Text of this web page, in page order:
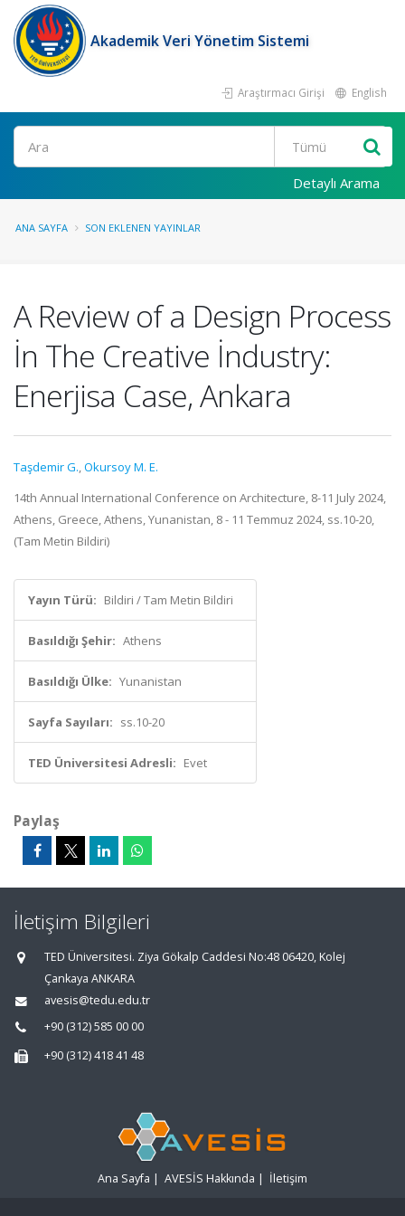
Akademik Veri Yönetim Sistemi
Araştırmacı Girişi English
Ara
Detaylı Arama
ANA SAYFA SON EKLENEN YAYINLAR
A Review of a Design Process
İn The Creative İndustry:
Enerjisa Case, Ankara
Taşdemir G.,Okursoy M. E.
14th Annual International Conference on Architecture, 8-11 July 2024,
Athens, Greece, Athens, Yunanistan, 8 - 11 Temmuz 2024, ss.10-20,
(Tam Metin Bildiri)
Yayın Türü: Bildiri / Tam Metin Bildiri
Basıldığı Şehir: Athens
Basıldığı Ülke: Yunanistan
Sayfa Sayıları: ss.10-20
TED Üniversitesi Adresli: Evet
Paylaş
İletişim Bilgileri
TED Üniversitesi. Ziya Gökalp Caddesi No:48 06420, Kolej
Çankaya ANKARA
avesis@tedu.edu.tr
+90 (312) 585 00 00
+90 (312) 418 41 48
Ana Sayfa | AVESİS Hakkında | İletişim